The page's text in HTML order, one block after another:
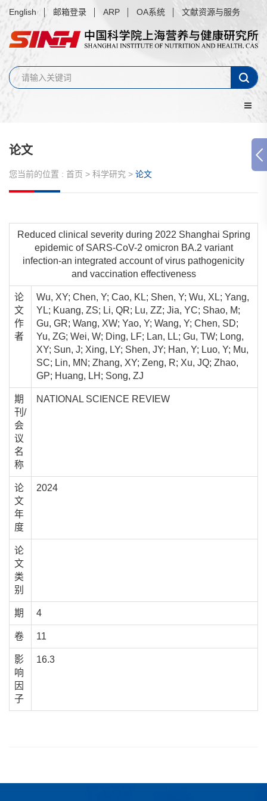
English 邮箱登录 ARP OA系统 文献资源与服务
论文
您当前的位置 : 首页 > 科学研究 > 论文
Reduced clinical severity during 2022 Shanghai Spring
epidemic of SARS-CoV-2 omicron BA.2 variant
infection-an integrated account of virus pathogenicity
and vaccination effectiveness
论
文
作
者
Wu, XY; Chen, Y; Cao, KL; Shen, Y; Wu, XL; Yang,
YL; Kuang, ZS; Li, QR; Lu, ZZ; Jia, YC; Shao, M;
Gu, GR; Wang, XW; Yao, Y; Wang, Y; Chen, SD;
Yu, ZG; Wei, W; Ding, LF; Lan, LL; Gu, TW; Long,
XY; Sun, J; Xing, LY; Shen, JY; Han, Y; Luo, Y; Mu,
SC; Lin, MN; Zhang, XY; Zeng, R; Xu, JQ; Zhao,
GP; Huang, LH; Song, ZJ
期
刊/
会
议
名
称
NATIONAL SCIENCE REVIEW
论
文
年
度
2024
论
文
类
别
期 4
卷 11
影
响
因
子
16.3